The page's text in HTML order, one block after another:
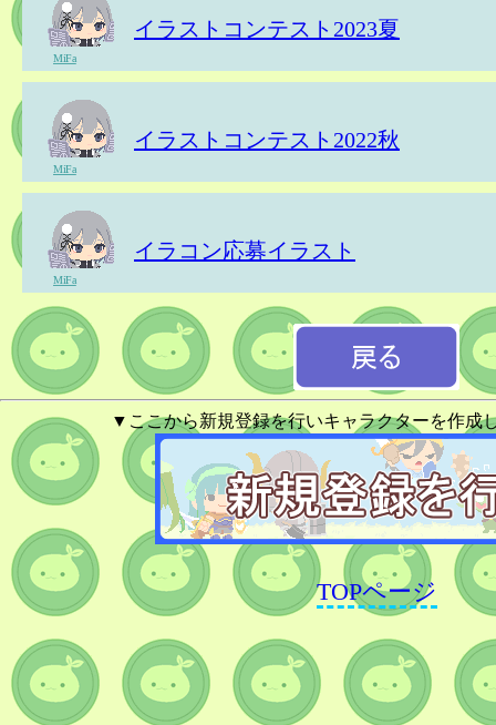
イラストコンテスト2023夏
MiFa
イラストコンテスト2022秋
MiFa
イラコン応募イラスト
MiFa
▼ここから新規登録を行いキャラクターを作成
TOPページ